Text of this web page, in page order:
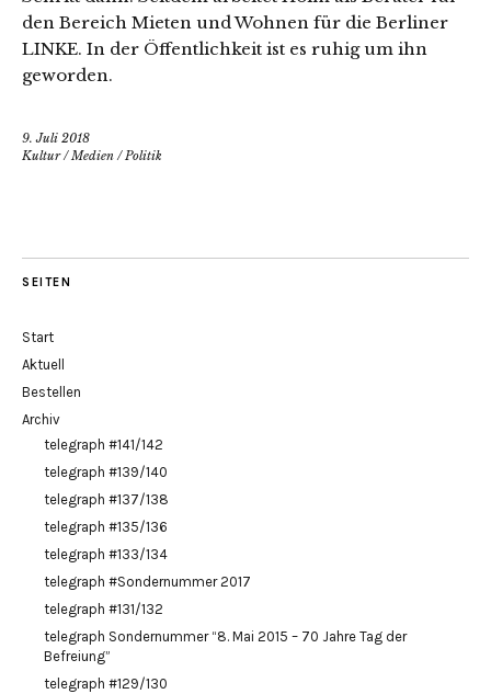
den Bereich Mieten und Wohnen für die Berliner
LINKE. In der Öffentlichkeit ist es ruhig um ihn
geworden.
9. Juli 2018
Kultur/Medien /Politik
SEITEN
Start
Aktuell
Bestellen
Archiv
telegraph #141/142
telegraph #139/140
telegraph #137/138
telegraph #135/136
telegraph #133/134
telegraph #Sondernummer 2017
telegraph #131/132
telegraph Sondernummer “8. Mai 2015 – 70 Jahre Tag der
Befreiung”
telegraph #129/130